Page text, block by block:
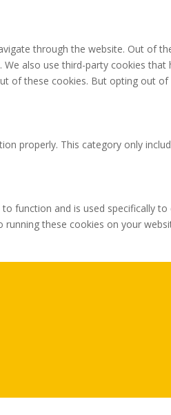
through the website. Out of
also use third-party cookies
of these cookies. But opting out
properly. This category only
function and is used specifically
these cookies on your